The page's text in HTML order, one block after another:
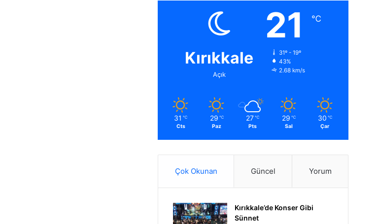
Kırıkkale
Açık
21 ℃
31º - 19º
43%
2.68 km/s
31 ℃
Cts
29 ℃
Paz
27 ℃
Pts
29 ℃
Sal
30 ℃
Çar
Çok Okunan Güncel Yorum
Kırıkkale’de Konser Gibi
Sünnet